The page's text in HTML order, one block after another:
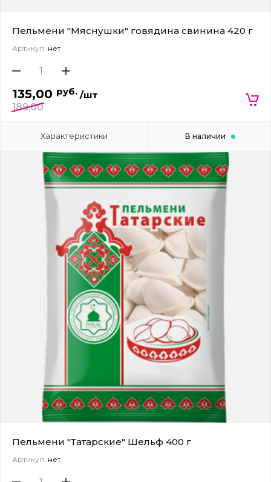
Пельмени "Мяснушки" говядина свинина 420 г
Артикул: нет
135,00 руб. /шт
189,00
Характеристики В наличии
Пельмени "Татарские" Шельф 400 г
Артикул: нет